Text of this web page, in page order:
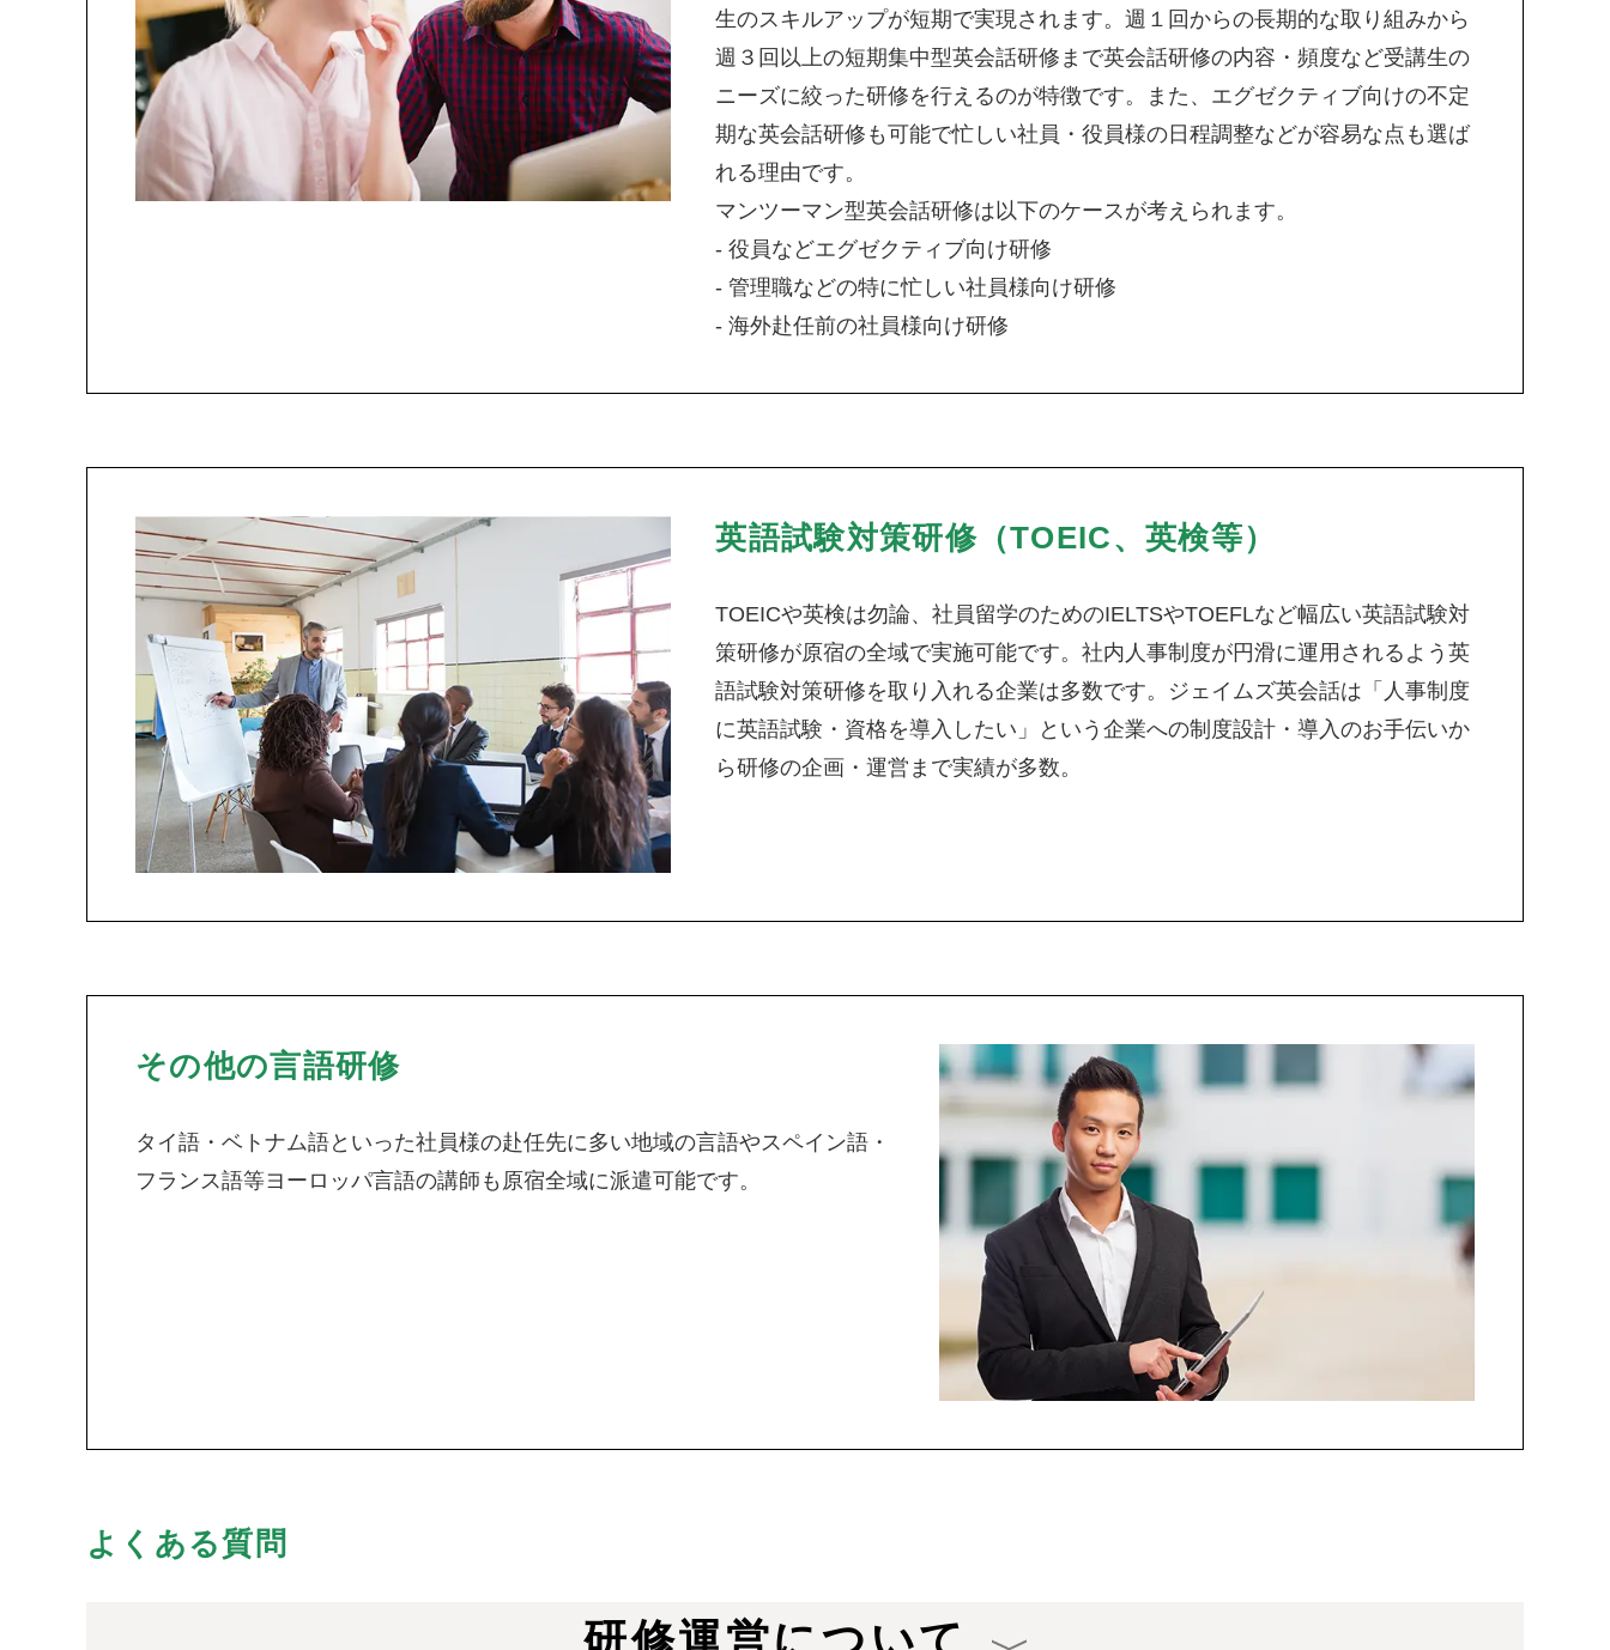
生のスキルアップが短期で実現されます。週１回からの長期的な取り組みから
週３回以上の短期集中型英会話研修まで英会話研修の内容・頻度など受講生の
ニーズに絞った研修を行えるのが特徴です。また、エグゼクティブ向けの不定
期な英会話研修も可能で忙しい社員・役員様の日程調整などが容易な点も選ば
れる理由です。
マンツーマン型英会話研修は以下のケースが考えられます。
- 役員などエグゼクティブ向け研修
- 管理職などの特に忙しい社員様向け研修
- 海外赴任前の社員様向け研修
英語試験対策研修（TOEIC、英検等）
TOEICや英検は勿論、社員留学のためのIELTSやTOEFLなど幅広い英語試験対
策研修が原宿の全域で実施可能です。社内人事制度が円滑に運用されるよう英
語試験対策研修を取り入れる企業は多数です。ジェイムズ英会話は「人事制度
に英語試験・資格を導入したい」という企業への制度設計・導入のお手伝いか
ら研修の企画・運営まで実績が多数。
その他の言語研修
タイ語・ベトナム語といった社員様の赴任先に多い地域の言語やスペイン語・
フランス語等ヨーロッパ言語の講師も原宿全域に派遣可能です。
よくある質問
研修運営について